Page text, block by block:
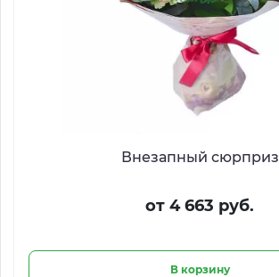
Внезапный сюрприз
от 4 663 руб.
В корзину